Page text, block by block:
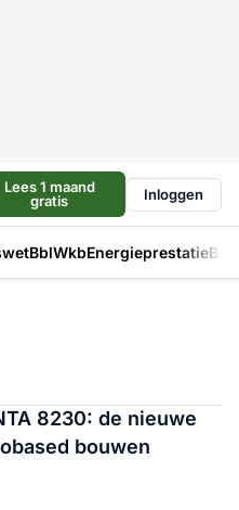
Lees 1 maand
gratis
Inloggen
BblWkbEnergieprestatie
8230: de nieuwe
bouwen